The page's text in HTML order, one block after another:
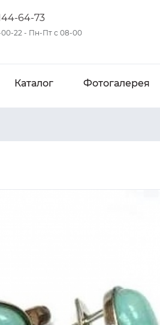
64-73
00-22 - Пн-Пт с 08-00
Каталог Фотогалерея